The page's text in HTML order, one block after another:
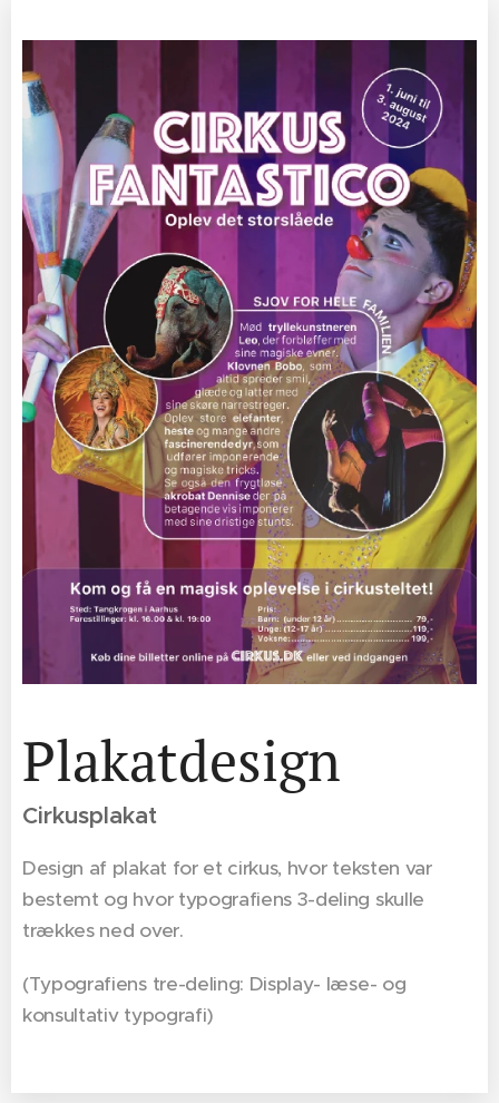
Plakatdesign
Cirkusplakat
Design af plakat for et cirkus, hvor teksten var
bestemt og hvor typografiens 3-deling skulle
trækkes ned over.
(Typografiens tre-deling: Display- læse- og
konsultativ typografi)